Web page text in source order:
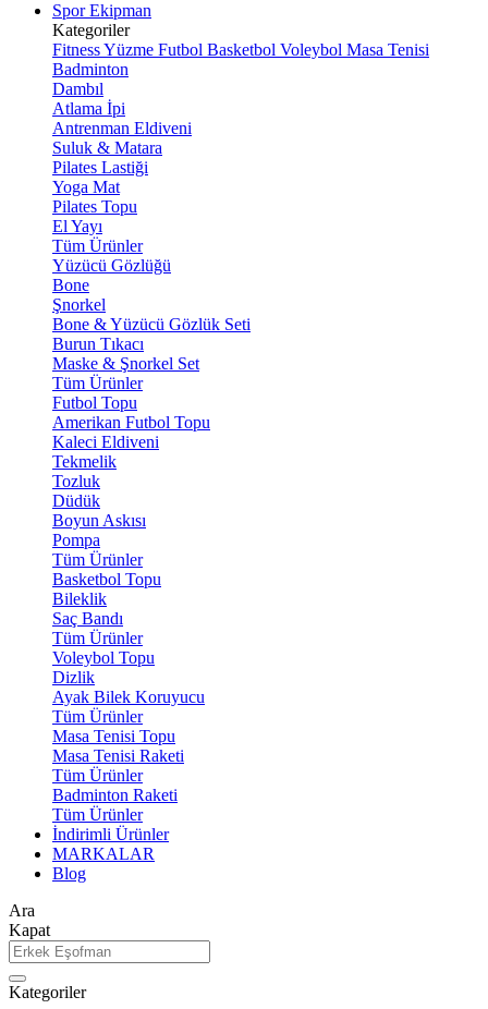
Spor Ekipman
Kategoriler
FitnessYüzme Futbol Basketbol Voleybol Masa Tenisi
Badminton
Dambıl
Atlama İpi
Antrenman Eldiveni
Suluk & Matara
Pilates Lastiği
Yoga Mat
Pilates Topu
El Yayı
Tüm Ürünler
Yüzücü Gözlüğü
Bone
Şnorkel
Bone & Yüzücü Gözlük Seti
Burun Tıkacı
Maske & Şnorkel Set
Tüm Ürünler
Futbol Topu
Amerikan Futbol Topu
Kaleci Eldiveni
Tekmelik
Tozluk
Düdük
Boyun Askısı
Pompa
Tüm Ürünler
Basketbol Topu
Bileklik
Saç Bandı
Tüm Ürünler
Voleybol Topu
Dizlik
Ayak Bilek Koruyucu
Tüm Ürünler
Masa Tenisi Topu
Masa Tenisi Raketi
Tüm Ürünler
Badminton Raketi
Tüm Ürünler
İndirimli Ürünler
MARKALAR
Blog
Ara
Kapat
Kategoriler